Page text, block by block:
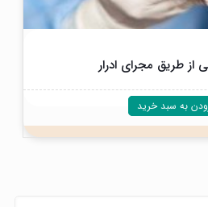
طریق مجرای ادرار
به سبد خرید